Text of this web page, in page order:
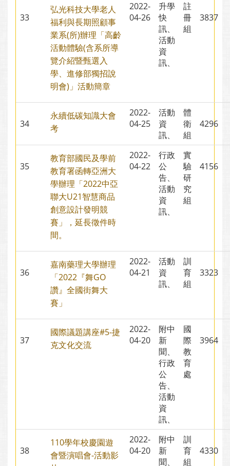
33
弘光科技大學老人
福利與長期照顧事
業系(所)辦理「高齡
活動體驗(含系所導
覽介紹暨甄選入
學、進修部獨招說
明會)」活動簡章
2022-
04-26
升學
快
訊、
活動
資
訊、
註
冊
組
3837
34
永續低碳知識大會
考
2022-
04-25
活動
資
訊、
體
衛
組
4296
35
教育部國民及學前
教育署函轉亞洲大
學辦理「2022中亞
聯大U21智慧商品
創意設計發明競
賽」，延長徵件時
間。
2022-
04-22
行政
公
告、
活動
資
訊、
實
驗
研
究
組
4156
36
嘉南藥理大學辦理
「2022『舞GO
讚』全國街舞大
賽」
2022-
04-21
活動
資
訊、
訓
育
組
3323
37
國際議題講座#5-捷
克文化交流
2022-
04-20
附中
新
聞、
行政
公
告、
活動
資
訊、
國
際
教
育
處
3964
38
110學年校慶園遊
會暨演唱會-活動影
2022-
04-20
附中
新
聞、
訓
育
組
4330